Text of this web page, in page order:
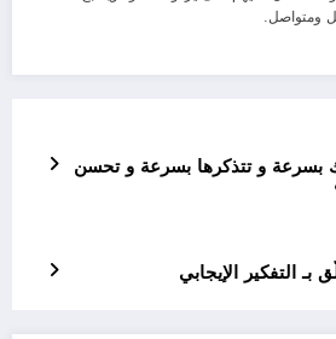
ومتواصل.
و تتذكرها بسرعة و تحسن
التفكير الإيجابي